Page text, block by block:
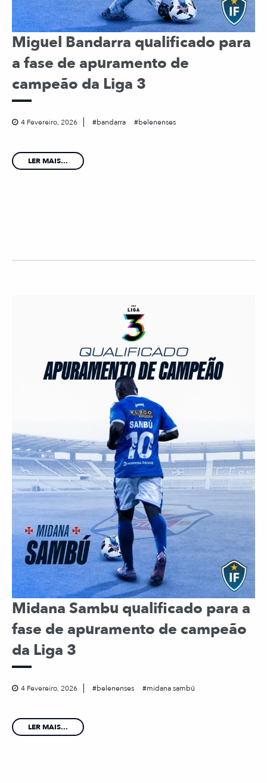
Miguel Bandarra qualificado para
a fase de apuramento de
campeão da Liga 3
4 Fevereiro, 2026 bandarra belenenses
LER MAIS...
Midana Sambu qualificado para a
fase de apuramento de campeão
da Liga 3
4 Fevereiro, 2026 belenenses midana sambú
LER MAIS...